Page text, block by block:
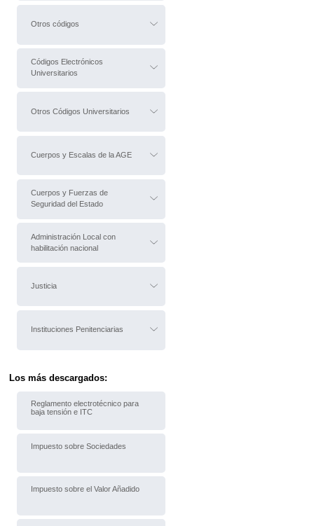
Otros códigos
Códigos Electrónicos
Universitarios
Otros Códigos Universitarios
Cuerpos y Escalas de la AGE
Cuerpos y Fuerzas de
Seguridad del Estado
Administración Local con
habilitación nacional
Justicia
Instituciones Penitenciarias
Los más descargados:
Reglamento electrotécnico para
baja tensión e ITC
Impuesto sobre Sociedades
Impuesto sobre el Valor Añadido